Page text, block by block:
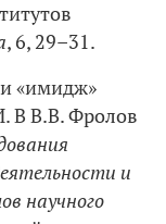
, 6, 29–31.
«имидж»
В В.В. Фролов
и
научного